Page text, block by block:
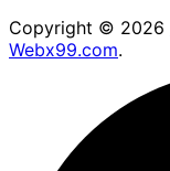
Copyright © 2026
Webx99.com.